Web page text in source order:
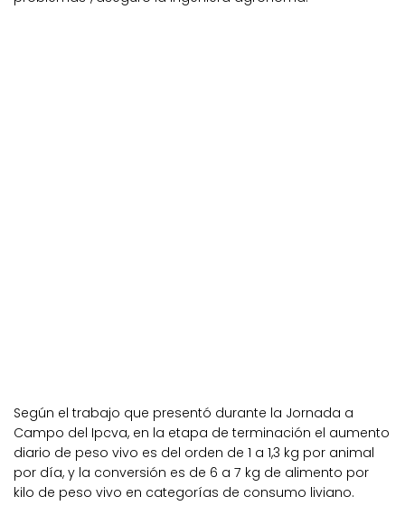
Según el trabajo que presentó durante la Jornada a
Campo del Ipcva, en la etapa de terminación el aumento
diario de peso vivo es del orden de 1 a 1,3 kg por animal
por día, y la conversión es de 6 a 7 kg de alimento por
kilo de peso vivo en categorías de consumo liviano.